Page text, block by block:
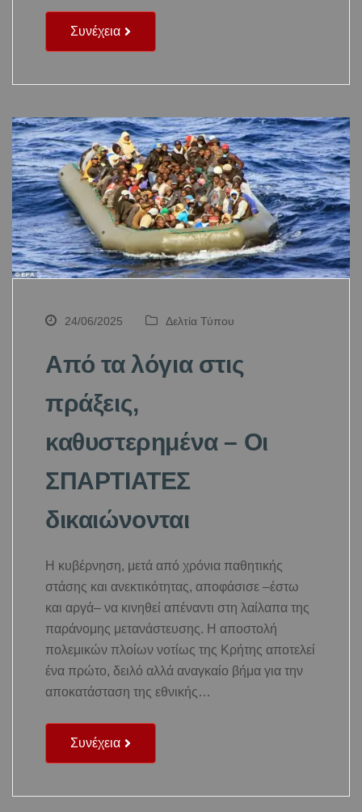
Συνέχεια
24/06/2025 Δελτία Τύπου
Από τα λόγια στις
πράξεις,
καθυστερημένα – Οι
ΣΠΑΡΤΙΑΤΕΣ
δικαιώνονται
Η κυβέρνηση, μετά από χρόνια παθητικής
στάσης και ανεκτικότητας, αποφάσισε –έστω
και αργά– να κινηθεί απέναντι στη λαίλαπα της
παράνομης μετανάστευσης. Η αποστολή
πολεμικών πλοίων νοτίως της Κρήτης αποτελεί
ένα πρώτο, δειλό αλλά αναγκαίο βήμα για την
αποκατάσταση της εθνικής…
Συνέχεια